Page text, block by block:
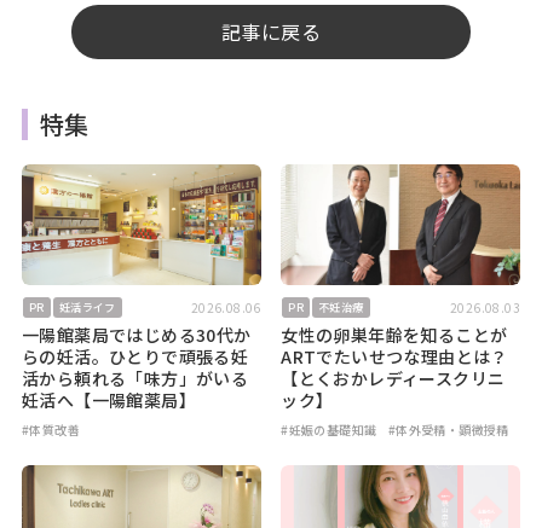
記事に戻る
特集
PR 妊活ライフ 2026.08.06
一陽館薬局ではじめる30代か
らの妊活。ひとりで頑張る妊
活から頼れる「味方」がいる
妊活へ【一陽館薬局】
#体質改善
PR 不妊治療 2026.08.03
女性の卵巣年齢を知ることが
ARTでたいせつな理由とは？
【とくおかレディースクリニ
ック】
#妊娠の基礎知識 #体外受精・顕微授精